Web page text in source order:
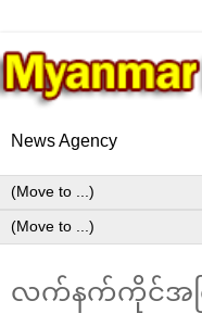
News Agency
လက်နက်ကိုင်အကြ